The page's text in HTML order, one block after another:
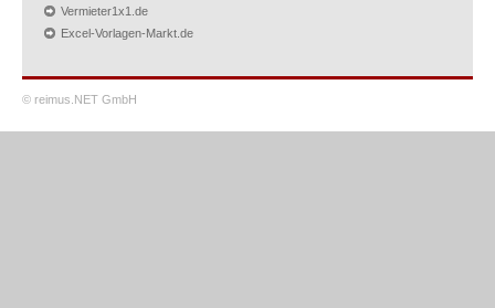
Vermieter1x1.de
Excel-Vorlagen-Markt.de
© reimus.NET GmbH